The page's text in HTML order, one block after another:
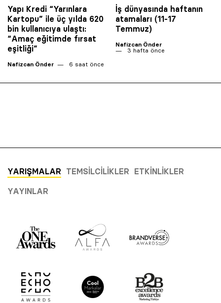
Yapı Kredi “Yarınlara
Kartopu” ile üç yılda 620
bin kullanıcıya ulaştı:
“Amaç eğitimde fırsat
eşitliği”
Nafizcan Önder 6 saat önce
İş dünyasında haftanın
atamaları (11-17
Temmuz)
Nafizcan Önder
3 hafta önce
YARIŞMALAR TEMSILCILIKLER ETKINLIKLER
YAYINLAR